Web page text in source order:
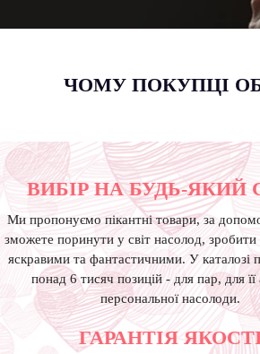
ЧОМУ ПОКУПЦІ
ВИБІР НА БУДЬ-ЯКИЙ
Ми пропонуємо пікантні товари, за
зможете поринути у світ насолод, зробити
яскравими та фантастичними. У каталозі
понад 6 тисяч позицій - для пар, для її
персональної насолоди.
ГАРАНТІЯ